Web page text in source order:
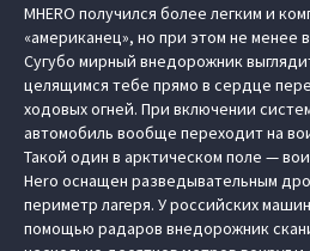
MHERO получился более легким и
«американец», но при этом не менее
Сугубо мирный внедорожник
целящимся тебе прямо в сердце
ходовых огней. При включении
автомобиль вообще переходит на
Такой один в арктическом поле —
Hero оснащен разведывательным
периметр лагеря. У российских
помощью радаров внедорожник